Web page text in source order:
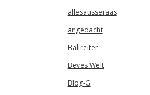
allesausseraas
angedacht
Ballreiter
Beves Welt
Blog-G